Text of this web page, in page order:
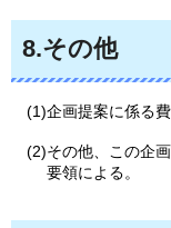
8.その他
(1)企画提案に係る
(2)その他、この企
要領による。